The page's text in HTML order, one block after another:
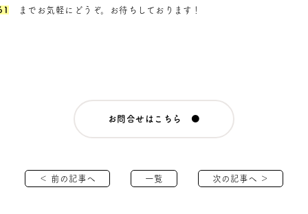
までお気軽にどうぞ。お待ちしております！
お問合せはこちら ●
＜ 前の記事へ 一覧 次の記事へ ＞